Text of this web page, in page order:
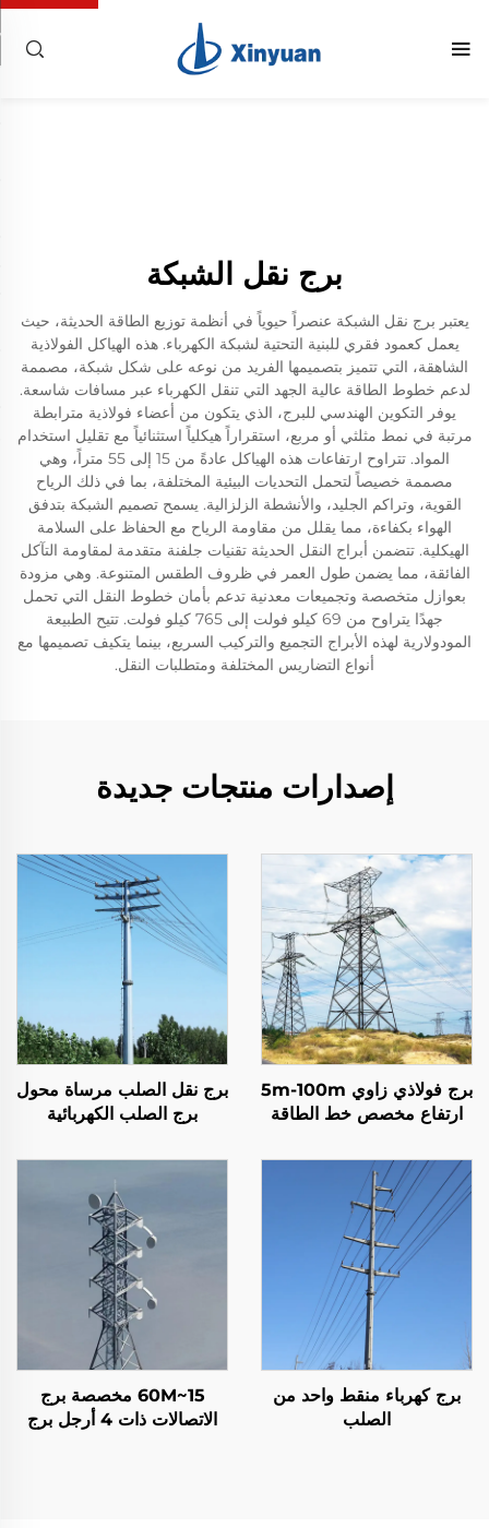
برج نقل الشبكة
يعتبر برج نقل الشبكة عنصراً حيوياً في أنظمة توزيع الطاقة الحديثة، حيث
يعمل كعمود فقري للبنية التحتية لشبكة الكهرباء. هذه الهياكل الفولاذية
الشاهقة، التي تتميز بتصميمها الفريد من نوعه على شكل شبكة، مصممة
لدعم خطوط الطاقة عالية الجهد التي تنقل الكهرباء عبر مسافات شاسعة.
يوفر التكوين الهندسي للبرج، الذي يتكون من أعضاء فولاذية مترابطة
مرتبة في نمط مثلثي أو مربع، استقراراً هيكلياً استثنائياً مع تقليل استخدام
المواد. تتراوح ارتفاعات هذه الهياكل عادةً من 15 إلى 55 متراً، وهي
مصممة خصيصاً لتحمل التحديات البيئية المختلفة، بما في ذلك الرياح
القوية، وتراكم الجليد، والأنشطة الزلزالية. يسمح تصميم الشبكة بتدفق
الهواء بكفاءة، مما يقلل من مقاومة الرياح مع الحفاظ على السلامة
الهيكلية. تتضمن أبراج النقل الحديثة تقنيات جلفنة متقدمة لمقاومة التآكل
الفائقة، مما يضمن طول العمر في ظروف الطقس المتنوعة. وهي مزودة
بعوازل متخصصة وتجميعات معدنية تدعم بأمان خطوط النقل التي تحمل
جهدًا يتراوح من 69 كيلو فولت إلى 765 كيلو فولت. تتيح الطبيعة
المودولارية لهذه الأبراج التجميع والتركيب السريع، بينما يتكيف تصميمها مع
أنواع التضاريس المختلفة ومتطلبات النقل.
إصدارات منتجات جديدة
برج فولاذي زاوي 5m-100m
ارتفاع مخصص خط الطاقة
الفولاذية
برج نقل الصلب مرساة محول
برج الصلب الكهربائية
برج كهرباء منقط واحد من
الصلب
15~60M مخصصة برج
الاتصالات ذات 4 أرجل برج